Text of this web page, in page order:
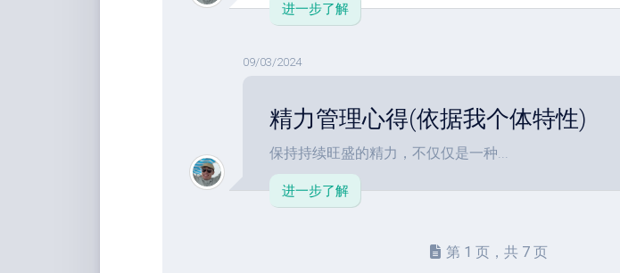
进一步了解
09/03/2024
精力管理心得(依据我个体特性)
保持持续旺盛的精力，不仅仅是一种...
进一步了解
第 1 页，共 7 页